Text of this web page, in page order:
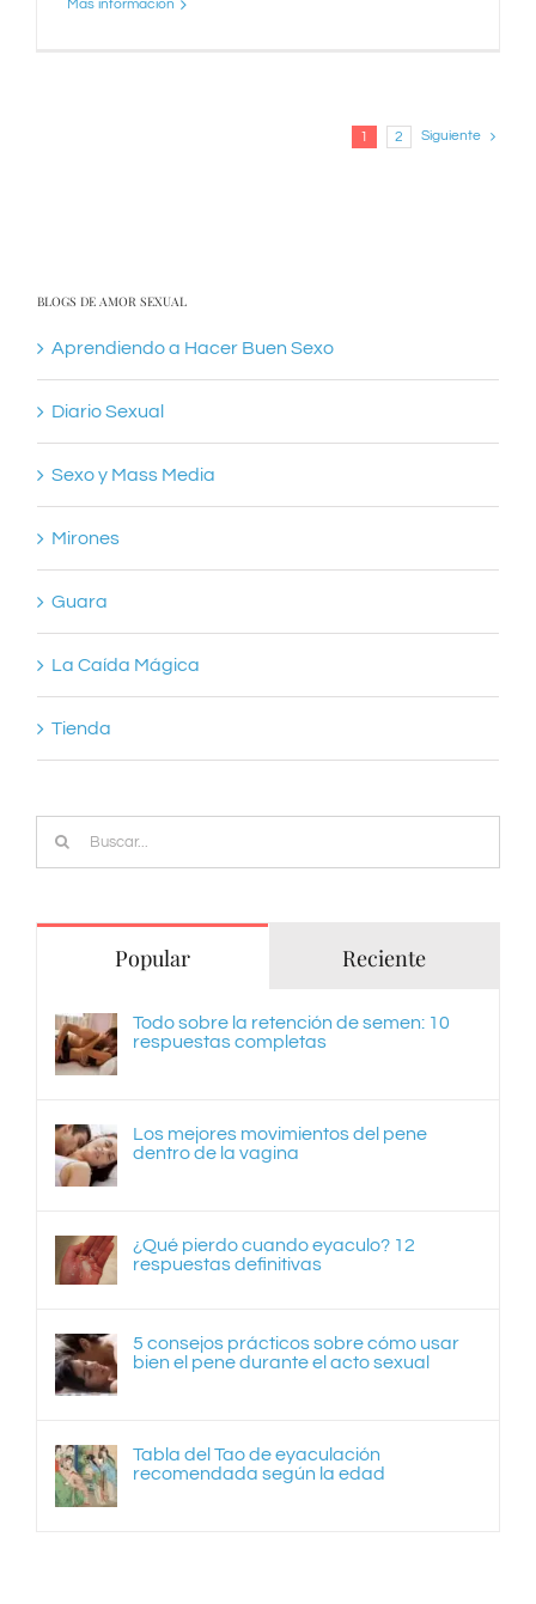
Más información
1 2 Siguiente
BLOGS DE AMOR SEXUAL
Aprendiendo a Hacer Buen Sexo
Diario Sexual
Sexo y Mass Media
Mirones
Guara
La Caída Mágica
Tienda
Buscar:
Popular Reciente
Todo sobre la retención de semen: 10
respuestas completas
Los mejores movimientos del pene
dentro de la vagina
¿Qué pierdo cuando eyaculo? 12
respuestas definitivas
5 consejos prácticos sobre cómo usar
bien el pene durante el acto sexual
Tabla del Tao de eyaculación
recomendada según la edad